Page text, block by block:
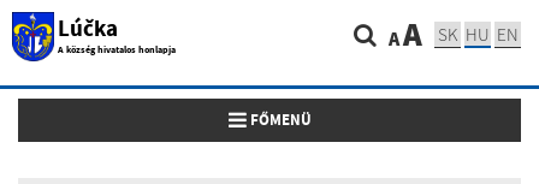
Lúčka
A község hivatalos honlapja AA SK HU EN
Toggle navigation
FŐMENÜ